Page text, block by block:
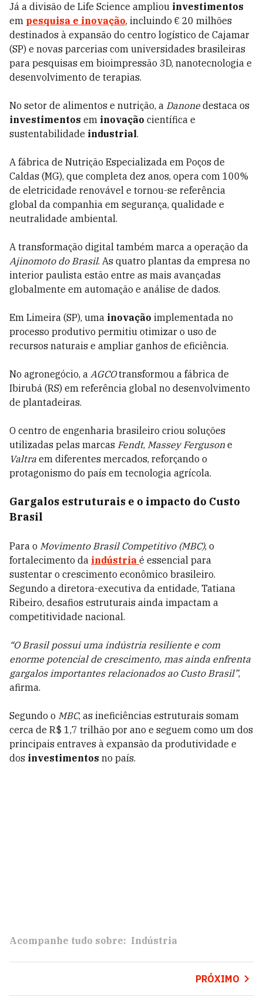
Já a divisão de Life Science ampliou investimentos
em pesquisa e inovação, incluindo € 20 milhões
destinados à expansão do centro logístico de Cajamar
(SP) e novas parcerias com universidades brasileiras
para pesquisas em bioimpressão 3D, nanotecnologia e
desenvolvimento de terapias.
No setor de alimentos e nutrição, a Danonedestaca os
investimentos em inovação científica e
sustentabilidade industrial.
A fábrica de Nutrição Especializada em Poços de
Caldas (MG), que completa dez anos, opera com 100%
de eletricidade renovável e tornou-se referência
global da companhia em segurança, qualidade e
neutralidade ambiental.
A transformação digital também marca a operação da
Ajinomoto do Brasil. As quatro plantas da empresa no
interior paulista estão entre as mais avançadas
globalmente em automação e análise de dados.
Em Limeira (SP), uma inovação implementada no
processo produtivo permitiu otimizar o uso de
recursos naturais e ampliar ganhos de eficiência.
No agronegócio, a AGCOtransformou a fábrica de
Ibirubá (RS) em referência global no desenvolvimento
de plantadeiras.
O centro de engenharia brasileiro criou soluções
utilizadas pelas marcas Fendt, Massey Ferguson e
Valtra em diferentes mercados, reforçando o
protagonismo do país em tecnologia agrícola.
Gargalos estruturais e o impacto do Custo
Brasil
Para o Movimento Brasil Competitivo (MBC), o
fortalecimento da indústria é essencial para
sustentar o crescimento econômico brasileiro.
Segundo a diretora-executiva da entidade, Tatiana
Ribeiro, desafios estruturais ainda impactam a
competitividade nacional.
“O Brasil possui uma indústria resiliente e com
enorme potencial de crescimento, mas ainda enfrenta
gargalos importantes relacionados ao Custo Brasil”,
afirma.
Segundo o MBC, as ineficiências estruturais somam
cerca de R$ 1,7 trilhão por ano e seguem como um dos
principais entraves à expansão da produtividade e
dos investimentos no país.
Acompanhe tudo sobre: Indústria
PRÓXIMO